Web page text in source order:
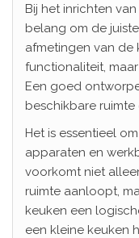
Bij het inrichten
belang om de
afmetingen van de
functionaliteit,
Een goed
beschikbare
Het is essentieel
apparaten en
voorkomt niet
ruimte aanloopt,
keuken een
een kleine keuken